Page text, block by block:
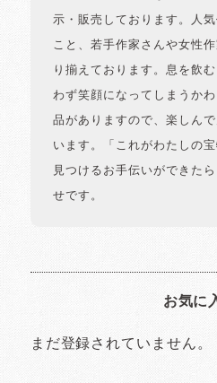
示・販売しております。人
こと、若手作家さんや女性
り揃えております。息を飲
わず笑顔になってしまうか
品がありますので、楽しん
います。「これがわたしの
見つけるお手伝いができた
せです。
お気に
まだ登録されていません。